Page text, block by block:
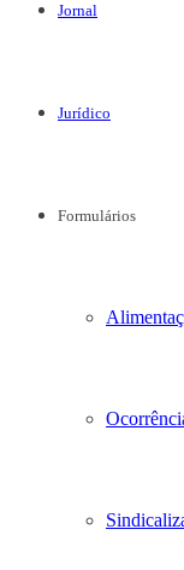
Jornal
Jurídico
Formulários